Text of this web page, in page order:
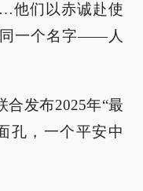
他们以赤诚赴使
一个名字——人
合发布2025年“最
孔，一个平安中